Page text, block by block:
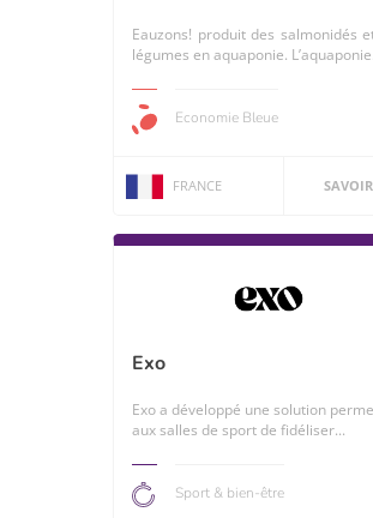
Eauzons! produit des salmonidés
légumes en aquaponie.
Economie Bleue
FRANCE
Exo
Exo a développé une solution
aux salles de sport de fidéliser...
Sport & bien-être